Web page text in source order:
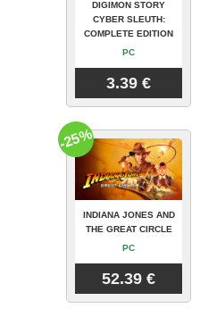
DIGIMON STORY
CYBER SLEUTH:
COMPLETE EDITION
PC
3.39 €
INDIANA JONES AND
THE GREAT CIRCLE
PC
52.39 €
-25%